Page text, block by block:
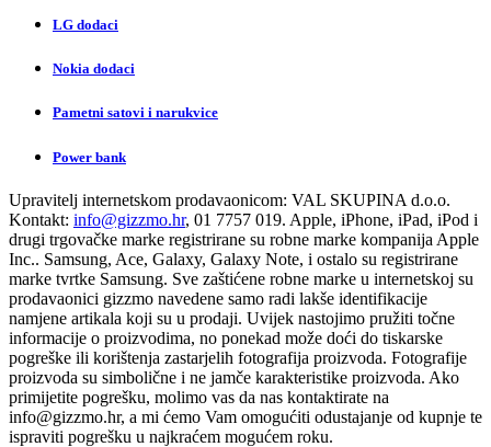
LG dodaci
Nokia dodaci
Pametni satovi i narukvice
Power bank
Upravitelj internetskom prodavaonicom: VAL SKUPINA d.o.o.
Kontakt: info@gizzmo.hr, 01 7757 019. Apple, iPhone, iPad, iPod i
drugi trgovačke marke registrirane su robne marke kompanija Apple
Inc.. Samsung, Ace, Galaxy, Galaxy Note, i ostalo su registrirane
marke tvrtke Samsung. Sve zaštićene robne marke u internetskoj su
prodavaonici gizzmo navedene samo radi lakše identifikacije
namjene artikala koji su u prodaji. Uvijek nastojimo pružiti točne
informacije o proizvodima, no ponekad može doći do tiskarske
pogreške ili korištenja zastarjelih fotografija proizvoda. Fotografije
proizvoda su simbolične i ne jamče karakteristike proizvoda. Ako
primijetite pogrešku, molimo vas da nas kontaktirate na
info@gizzmo.hr, a mi ćemo Vam omogućiti odustajanje od kupnje te
ispraviti pogrešku u najkraćem mogućem roku.